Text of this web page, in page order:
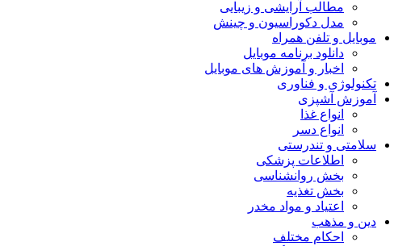
مطالب آرایشی و زیبایی
مدل دکوراسیون و چینش
موبایل و تلفن همراه
دانلود برنامه موبایل
اخبار و آموزش های موبایل
تکنولوژی و فناوری
آموزش آشپزی
انواع غذا
انواع دسر
سلامتی و تندرستی
اطلاعات پزشکی
بخش روانشناسی
بخش تغذیه
اعتیاد و مواد مخدر
دین و مذهب
احکام مختلف